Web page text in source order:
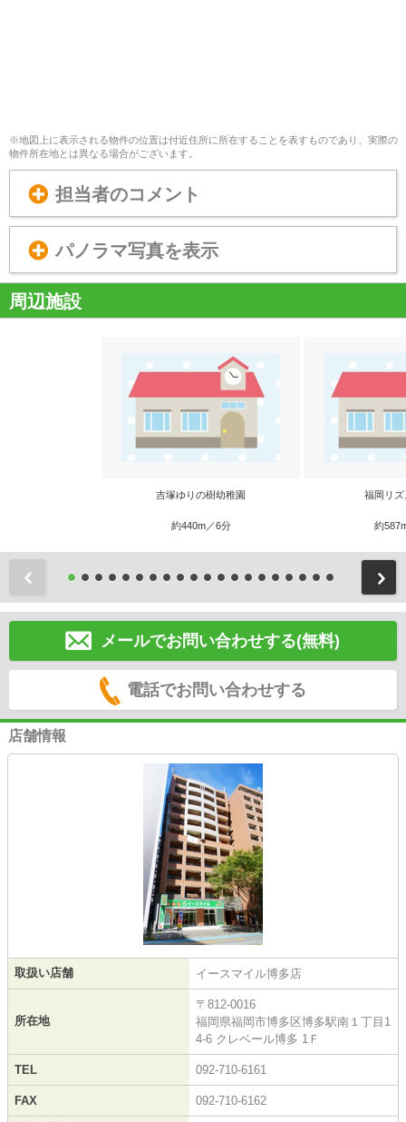
※地図上に表示される物件の位置は付近住所に所在することを表すものであり、実際の
物件所在地とは異なる場合がございます。
担当者のコメント
パノラマ写真を表示
周辺施設
吉塚ゆりの樹幼稚園
約440m／6分
福岡リ
約
メールでお問い合わせする(無料)
電話でお問い合わせする
店舗情報
取扱い店舗 イースマイル博多店
所在地
〒812-0016
福岡県福岡市博多区博多駅南１丁目1
4-6 クレベール博多 1Ｆ
TEL 092-710-6161
FAX 092-710-6162